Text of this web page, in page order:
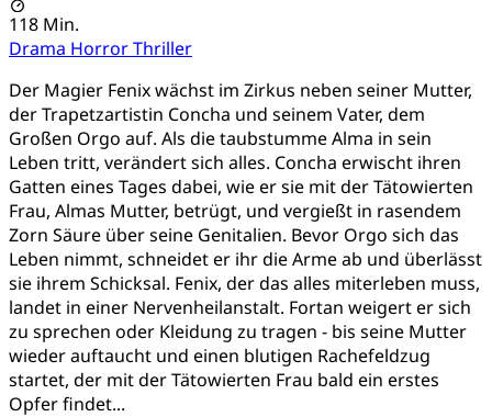
118 Min.
Drama HorrorThriller
Der Magier Fenix wächst im Zirkus neben seiner Mutter,
der Trapetzartistin Concha und seinem Vater, dem
Großen Orgo auf. Als die taubstumme Alma in sein
Leben tritt, verändert sich alles. Concha erwischt ihren
Gatten eines Tages dabei, wie er sie mit der Tätowierten
Frau, Almas Mutter, betrügt, und vergießt in rasendem
Zorn Säure über seine Genitalien. Bevor Orgo sich das
Leben nimmt, schneidet er ihr die Arme ab und überlässt
sie ihrem Schicksal. Fenix, der das alles miterleben muss,
landet in einer Nervenheilanstalt. Fortan weigert er sich
zu sprechen oder Kleidung zu tragen - bis seine Mutter
wieder auftaucht und einen blutigen Rachefeldzug
startet, der mit der Tätowierten Frau bald ein erstes
Opfer findet...